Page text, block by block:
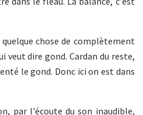
chose de complètement
veut dire gond. Cardan du reste,
le gond. Donc ici on est dans
par l'écoute du son inaudible,